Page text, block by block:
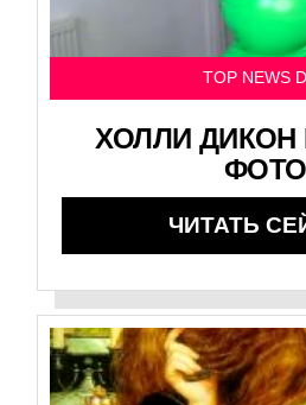
TOP NEWS
ХОЛЛИ ДИКОН
ФОТО
ЧИТАТЬ